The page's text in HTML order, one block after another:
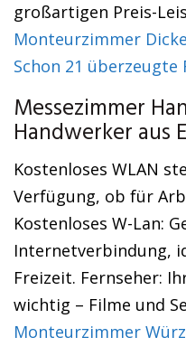
großartigen Preis-
Monteurzimmer
Schon 21 überzeugte
Messezimmer
Handwerker aus
Kostenloses WLAN
Verfügung, ob für
Kostenloses W-Lan:
Internetverbindung,
Freizeit. Fernseher:
wichtig – Filme und
Monteurzimmer